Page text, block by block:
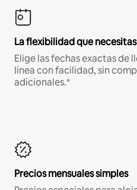
La flexibilidad que necesitas
Elige las fechas exactas de
línea con facilidad, sin
adicionales.*
Precios mensuales simples